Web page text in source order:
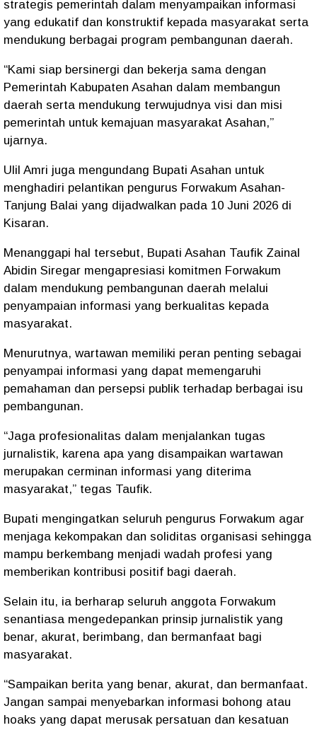
strategis pemerintah dalam menyampaikan informasi
yang edukatif dan konstruktif kepada masyarakat serta
mendukung berbagai program pembangunan daerah.
“Kami siap bersinergi dan bekerja sama dengan
Pemerintah Kabupaten Asahan dalam membangun
daerah serta mendukung terwujudnya visi dan misi
pemerintah untuk kemajuan masyarakat Asahan,”
ujarnya.
Ulil Amri juga mengundang Bupati Asahan untuk
menghadiri pelantikan pengurus Forwakum Asahan-
Tanjung Balai yang dijadwalkan pada 10 Juni 2026 di
Kisaran.
Menanggapi hal tersebut, Bupati Asahan Taufik Zainal
Abidin Siregar mengapresiasi komitmen Forwakum
dalam mendukung pembangunan daerah melalui
penyampaian informasi yang berkualitas kepada
masyarakat.
Menurutnya, wartawan memiliki peran penting sebagai
penyampai informasi yang dapat memengaruhi
pemahaman dan persepsi publik terhadap berbagai isu
pembangunan.
“Jaga profesionalitas dalam menjalankan tugas
jurnalistik, karena apa yang disampaikan wartawan
merupakan cerminan informasi yang diterima
masyarakat,” tegas Taufik.
Bupati mengingatkan seluruh pengurus Forwakum agar
menjaga kekompakan dan soliditas organisasi sehingga
mampu berkembang menjadi wadah profesi yang
memberikan kontribusi positif bagi daerah.
Selain itu, ia berharap seluruh anggota Forwakum
senantiasa mengedepankan prinsip jurnalistik yang
benar, akurat, berimbang, dan bermanfaat bagi
masyarakat.
“Sampaikan berita yang benar, akurat, dan bermanfaat.
Jangan sampai menyebarkan informasi bohong atau
hoaks yang dapat merusak persatuan dan kesatuan